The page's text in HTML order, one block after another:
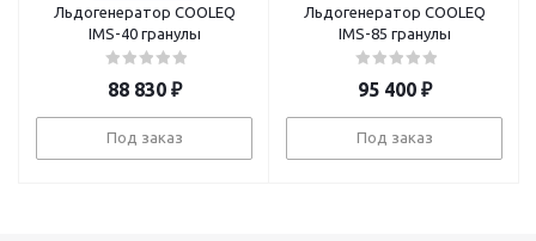
Льдогенератор COOLEQ
IMS-40 гранулы
88 830₽
Под заказ
Льдогенератор COOLEQ
IMS-85 гранулы
95 400₽
Под заказ